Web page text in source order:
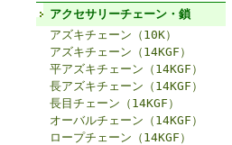
アクセサリーチェーン・鎖
アズキチェーン（10K）
アズキチェーン（14KGF）
平アズキチェーン（14KGF）
長アズキチェーン（14KGF）
長目チェーン（14KGF）
オーバルチェーン（14KGF）
ロープチェーン（14KGF）